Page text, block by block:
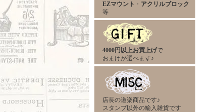
EZマウント ・ アクリルブロック
等
4000円以上お買上げで
おまけが選べます♪
店長の道楽商品です♪
スタンプ以外の輸入雑貨です